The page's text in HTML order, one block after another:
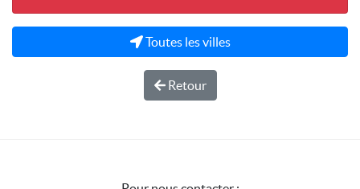
Toutes les villes
Retour